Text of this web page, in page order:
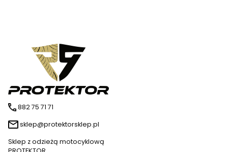
882 75 71 71
sklep@protektorsklep.pl
Sklep z odzieżą motocyklową